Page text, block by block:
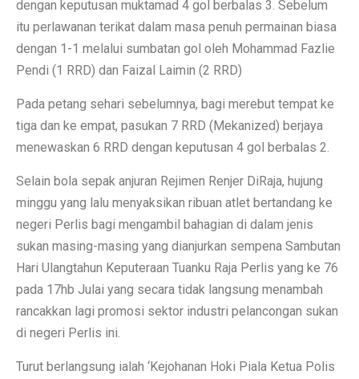
dengan keputusan muktamad 4 gol berbalas 3. Sebelum
itu perlawanan terikat dalam masa penuh permainan biasa
dengan 1-1 melalui sumbatan gol oleh Mohammad Fazlie
Pendi (1 RRD) dan Faizal Laimin (2 RRD)
Pada petang sehari sebelumnya, bagi merebut tempat ke
tiga dan ke empat, pasukan 7 RRD (Mekanized) berjaya
menewaskan 6 RRD dengan keputusan 4 gol berbalas 2.
Selain bola sepak anjuran Rejimen Renjer DiRaja, hujung
minggu yang lalu menyaksikan ribuan atlet bertandang ke
negeri Perlis bagi mengambil bahagian di dalam jenis
sukan masing-masing yang dianjurkan sempena Sambutan
Hari Ulangtahun Keputeraan Tuanku Raja Perlis yang ke 76
pada 17hb Julai yang secara tidak langsung menambah
rancakkan lagi promosi sektor industri pelancongan sukan
di negeri Perlis ini.
Turut berlangsung ialah ‘Kejohanan Hoki Piala Ketua Polis